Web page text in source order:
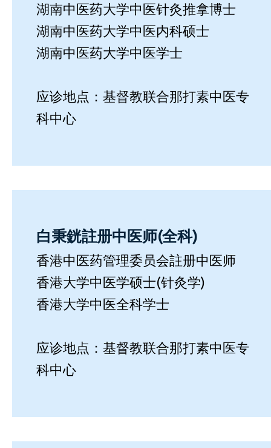
湖南中医药大学中医针灸推拿博士
湖南中医药大学中医内科硕士
湖南中医药大学中医学士
应诊地点：基督教联合那打素中医专
科中心​
白秉銧註册中医师(全科)
香港中医药管理委员会註册中医师
香港大学中医学硕士(针灸学)
香港大学中医全科学士
应诊地点：基督教联合那打素中医专
科中心